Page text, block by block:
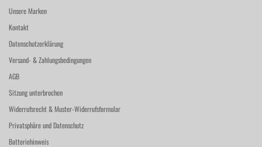
Unsere Marken
Kontakt
Datenschutzerklärung
Versand- & Zahlungsbedingungen
AGB
Sitzung unterbrochen
Widerrufsrecht & Muster-Widerrufsformular
Privatsphäre und Datenschutz
Batteriehinweis